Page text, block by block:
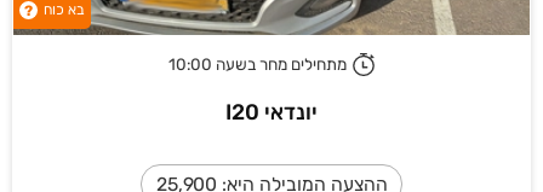
בא כוח ?
מתחילים מחר בשעה 10:00
יונדאי I20
ההצעה המובילה היא: 25,900